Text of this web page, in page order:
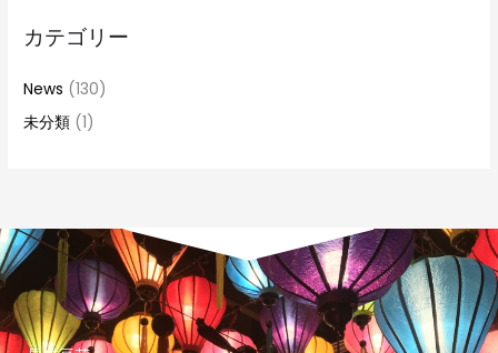
カテゴリー
News (130)
未分類 (1)